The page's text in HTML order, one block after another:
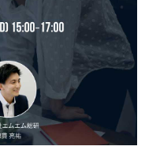
プログラム
ウトソーシング）
支援ツール（KPI・進